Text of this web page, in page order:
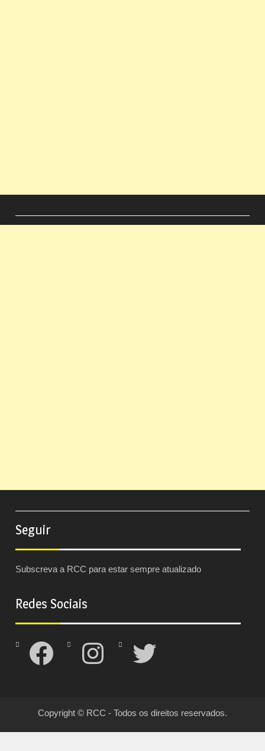
Seguir
Subscreva a RCC para estar sempre atualizado
Redes Sociais
Facebook Instagram Twitter
Copyright © RCC - Todos os direitos reservados.